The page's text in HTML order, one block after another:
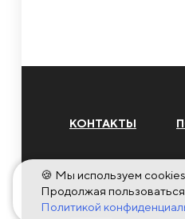
КОНТАКТЫ
🍪 Мы используем
Продолжая
Политикой